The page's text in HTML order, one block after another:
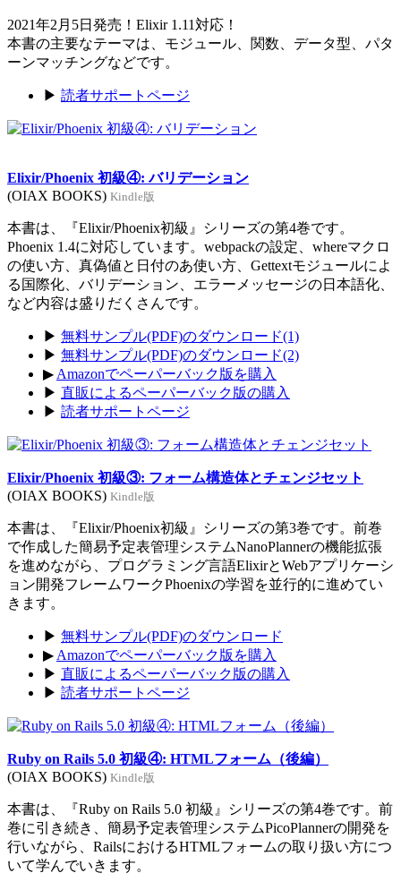
2021年2月5日発売！Elixir 1.11対応！
本書の主要なテーマは、モジュール、関数、データ型、パタ
ーンマッチングなどです。
▶ 読者サポートページ
Elixir/Phoenix 初級④: バリデーション
(OIAX BOOKS) Kindle版
本書は、『Elixir/Phoenix初級』シリーズの第4巻です。
Phoenix 1.4に対応しています。webpackの設定、whereマクロ
の使い方、真偽値と日付のあ使い方、Gettextモジュールによ
る国際化、バリデーション、エラーメッセージの日本語化、
など内容は盛りだくさんです。
▶ 無料サンプル(PDF)のダウンロード(1)
▶ 無料サンプル(PDF)のダウンロード(2)
▶ Amazonでペーパーバック版を購入
▶ 直販によるペーパーバック版の購入
▶ 読者サポートページ
Elixir/Phoenix 初級③: フォーム構造体とチェンジセット
(OIAX BOOKS) Kindle版
本書は、『Elixir/Phoenix初級』シリーズの第3巻です。前巻
で作成した簡易予定表管理システムNanoPlannerの機能拡張
を進めながら、プログラミング言語ElixirとWebアプリケーシ
ョン開発フレームワークPhoenixの学習を並行的に進めてい
きます。
▶ 無料サンプル(PDF)のダウンロード
▶ Amazonでペーパーバック版を購入
▶ 直販によるペーパーバック版の購入
▶ 読者サポートページ
Ruby on Rails 5.0 初級④: HTMLフォーム（後編）
(OIAX BOOKS) Kindle版
本書は、『Ruby on Rails 5.0 初級』シリーズの第4巻です。前
巻に引き続き、簡易予定表管理システムPicoPlannerの開発を
行いながら、RailsにおけるHTMLフォームの取り扱い方につ
いて学んでいきます。